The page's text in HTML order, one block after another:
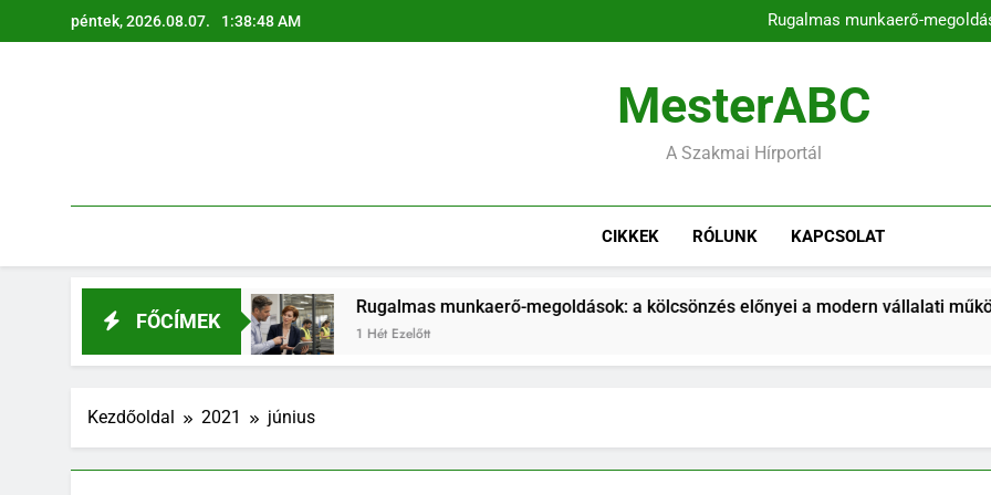
a
péntek, 2026.08.07. 1:38:49 AM
Rugalmas munkaerő-
A kulcsszavas domainek
Rugalmas munkaerő-
A kulcsszavas domainek
MesterABC
A Szakmai Hírportál
CIKKEK RÓLUNK KAPCSOLAT
FŐCÍMEK
Rugalmas munkaerő-megoldások: a kölcsönzés előnyei a modern vállalati működésben
1 Hét Ezelőtt
Kezdőoldal 2021 június